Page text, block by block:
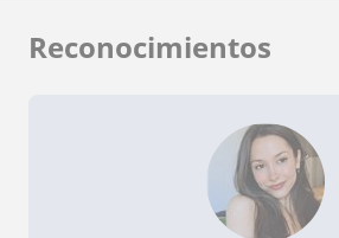
Reconocimientos